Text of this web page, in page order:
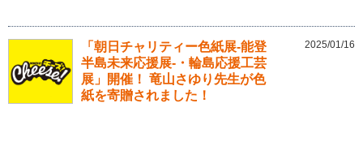
「朝日チャリティー色紙展-能登
半島未来応援展-・輪島応援工芸
展」開催！ 竜山さゆり先生が色
紙を寄贈されました！
2025/01/16